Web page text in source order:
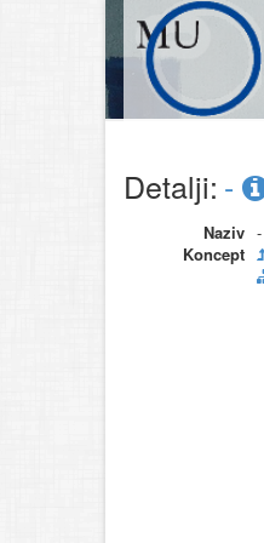
Detalji: -
Naziv -
Koncept